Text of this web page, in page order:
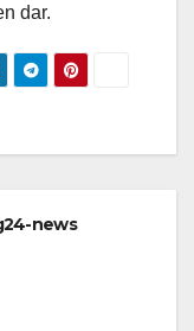
dar.
news